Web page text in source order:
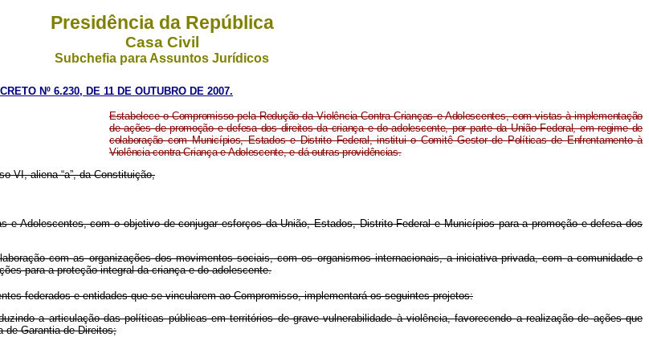
Presidência da República
Casa Civil
Subchefia para Assuntos Jurídicos
Nº 6.230, DE 11 DE OUTUBRO DE 2007.
Estabelece o Compromisso pela Redução da Violência Contra Crianças e Adolescentes, com vistas à implementação
de ações de promoção e defesa dos direitos da criança e do adolescente, por parte da União Federal, em regime de
colaboração com Municípios, Estados e Distrito Federal, institui o Comitê Gestor de Políticas de Enfrentamento à
Violência contra Criança e Adolescente, e dá outras providências.
VI, aliena “a”, da Constituição,
Adolescentes, com o objetivo de conjugar esforços da União, Estados, Distrito Federal e Municípios para a promoção e defesa dos
com as organizações dos movimentos sociais, com os organismos internacionais, a iniciativa privada, com a comunidade e
para a proteção integral da criança e do adolescente.
federados e entidades que se vincularem ao Compromisso, implementará os seguintes projetos:
a articulação das políticas públicas em territórios de grave vulnerabilidade à violência, favorecendo a realização de ações que
de Garantia de Direitos;